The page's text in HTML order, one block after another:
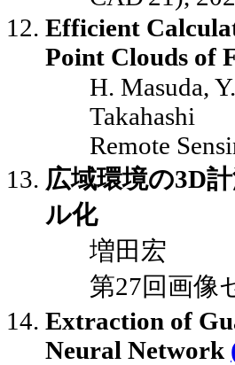
Efficient
Point Clouds of
H. Masuda,
Takahashi
Remote
広域環境の3D
ル化
増田宏
第27回画像
Extraction of
Neural Network